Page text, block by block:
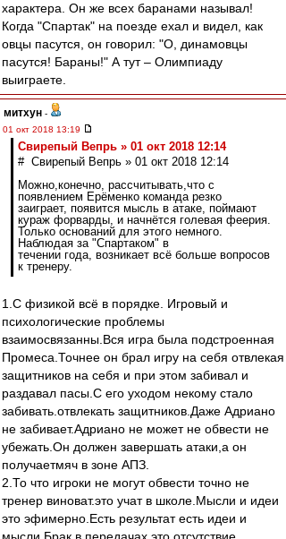
характера. Он же всех баранами называл!
Когда "Спартак" на поезде ехал и видел, как
овцы пасутся, он говорил: "О, динамовцы
пасутся! Бараны!" А тут – Олимпиаду
выиграете.
митхун -
01 окт 2018 13:19
Свирепый Вепрь » 01 окт 2018 12:14
# Свирепый Вепрь » 01 окт 2018 12:14
Можно,конечно, рассчитывать,что с
появлением Ерёменко команда резко
заиграет, появится мысль в атаке, поймают
кураж форварды, и начнётся голевая феерия.
Только оснований для этого немного.
Наблюдая за "Спартаком" в
течении года, возникает всё больше вопросов
к тренеру.
1.С физикой всё в порядке. Игровый и
психологические проблемы
взаимосвязанны.Вся игра была подстроенная
Промеса.Точнее он брал игру на себя отвлекая
защитников на себя и при этом забивал и
раздавал пасы.С его уходом некому стало
забивать.отвлекать защитников.Даже Адриано
не забивает.Адриано не может не обвести не
убежать.Он должен завершать атаки,а он
получаетмяч в зоне АПЗ.
2.То что игроки не могут обвести точно не
тренер виноват.это учат в школе.Мысли и идеи
это эфимерно.Есть результат есть идеи и